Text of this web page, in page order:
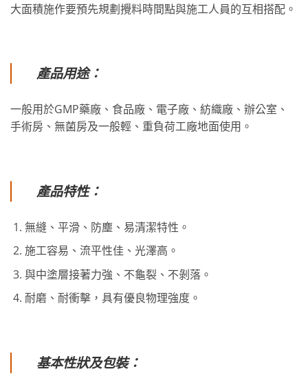
大面積施作要預先規劃攪料時間點與施工人員的互相搭配。
產品用途：
一般用於GMP藥廠、食品廠、電子廠、紡織廠、辦公室、
手術房、無菌房及一般輕、重負荷工廠地面使用。
產品特性：
無縫、平滑、防塵、易清潔特性。
施工容易、流平性佳、光澤高。
與中塗層接著力強、不龜裂、不剝落。
耐磨、耐衝擊，具有優良物理強度。
基本性狀及包裝：